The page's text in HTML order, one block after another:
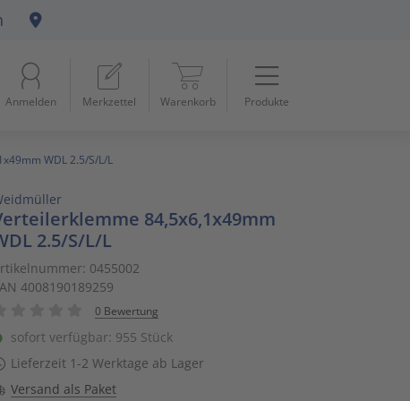
Anmelden Merkzettel Warenkorb Produkte
WDL 2.5/S/L/L
84,5x6,1x49mm
2.5/S/L/L
0455002
4008190189259
0 Bewertung
sofort verfügbar: 955 Stück
Lieferzeit 1-2 Werktage ab Lager
Versand als Paket
Startseite
Beleuchtung
Datennetzwerk & Kommunikation
Erneuerbare Energie & E-Mobility
Installationsmaterial
Kabel & Leitungen
Konsumgüter
Raumklima & Haustechnik